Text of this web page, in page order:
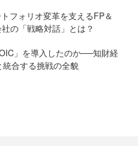
フォリオ変革を支えるFP＆
の「戦略対話」とは？
」を導入したのか──知財経
合する挑戦の全貌